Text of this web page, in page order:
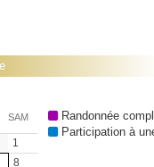
SAM
1
8
Randonnée
Participation à